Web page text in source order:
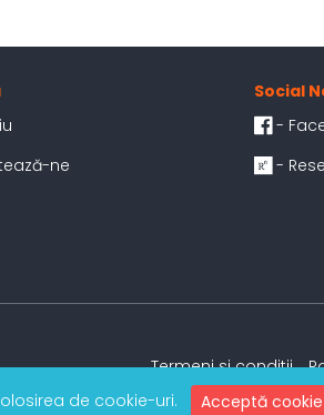
ne
Social
-
-
Termeni si conditii
de cookie-uri.
Acceptă cookie